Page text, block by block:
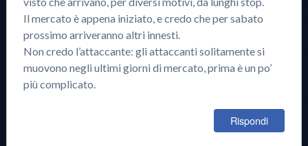
Il mercato è appena iniziato, e credo che per sabato
prossimo arriveranno altri innesti.
Non credo l’attaccante: gli attaccanti solitamente si
muovono negli ultimi giorni di mercato, prima è un po’
più complicato.
Rispondi